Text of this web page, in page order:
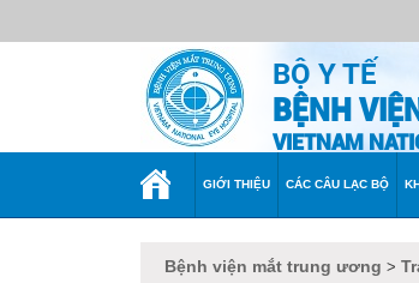
BỘ Y TẾ
BỆNH
VIETNAM
TRANG GIỚI THIỆU CÁC CÂU LẠC BỘ
Bệnh viện mắt trung ương >